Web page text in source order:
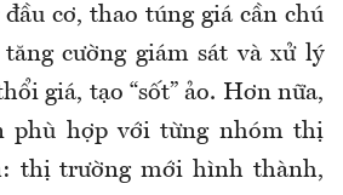
cơ, thao túng giá cần chú
cường giám sát và xử lý
giá, tạo “sốt” ảo. Hơn nữa,
phù hợp với từng nhóm thị
thị trường mới hình thành,